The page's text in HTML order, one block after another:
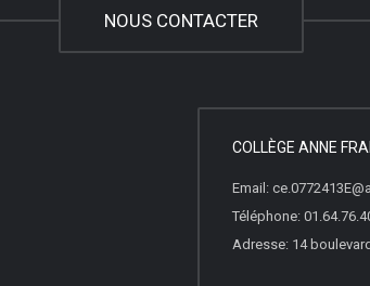
NOUS CONTACTER
COLLÈGE ANNE
Email:
Téléphone:
Adresse: 14